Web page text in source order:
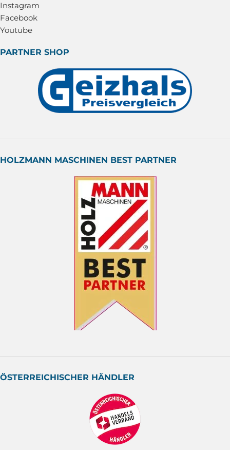
Instagram
Facebook
Youtube
PARTNER SHOP
HOLZMANN MASCHINEN BEST PARTNER
ÖSTERREICHISCHER HÄNDLER